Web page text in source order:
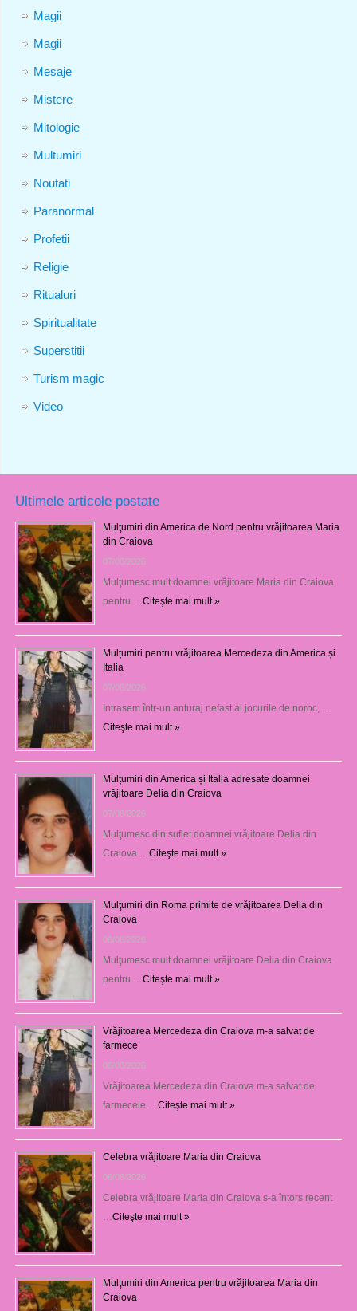
Magii
Magii
Mesaje
Mistere
Mitologie
Multumiri
Noutati
Paranormal
Profetii
Religie
Ritualuri
Spiritualitate
Superstitii
Turism magic
Video
Ultimele articole postate
Mulţumiri din America de Nord pentru vrăjitoarea Maria
din Craiova
07/08/2026
Mulţumesc mult doamnei vrăjitoare Maria din Craiova
pentru … Citeşte mai mult »
Mulțumiri pentru vrăjitoarea Mercedeza din America și
Italia
07/08/2026
Intrasem într-un anturaj nefast al jocurile de noroc, …
Citeşte mai mult »
Mulțumiri din America și Italia adresate doamnei
vrăjitoare Delia din Craiova
07/08/2026
Mulţumesc din suflet doamnei vrăjitoare Delia din
Craiova … Citeşte mai mult »
Mulţumiri din Roma primite de vrăjitoarea Delia din
Craiova
06/08/2026
Mulţumesc mult doamnei vrăjitoare Delia din Craiova
pentru … Citeşte mai mult »
Vrăjitoarea Mercedeza din Craiova m-a salvat de
farmece
06/08/2026
Vrăjitoarea Mercedeza din Craiova m-a salvat de
farmecele … Citeşte mai mult »
Celebra vrăjitoare Maria din Craiova
06/08/2026
Celebra vrăjitoare Maria din Craiova s-a întors recent
Citeşte mai mult »
Mulţumiri din America pentru vrăjitoarea Maria din
Craiova